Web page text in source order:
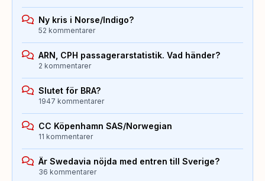
Ny kris i Norse/Indigo?
52 kommentarer
ARN, CPH passagerarstatistik. Vad händer?
2 kommentarer
Slutet för BRA?
1947 kommentarer
CC Köpenhamn SAS/Norwegian
11 kommentarer
Är Swedavia nöjda med entren till Sverige?
36 kommentarer